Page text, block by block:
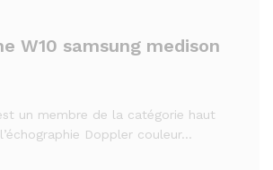
W10 samsung medison
est un membre de la catégorie haut
Doppler couleur…